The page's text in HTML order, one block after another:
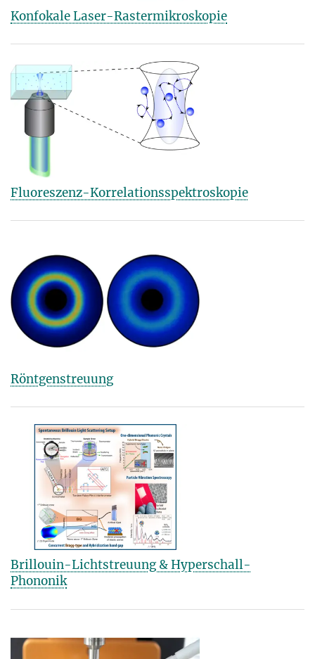
Konfokale Laser-Rastermikroskopie
Fluoreszenz-Korrelationsspektroskopie
Röntgenstreuung
Brillouin-Lichtstreuung & Hyperschall-
Phononik